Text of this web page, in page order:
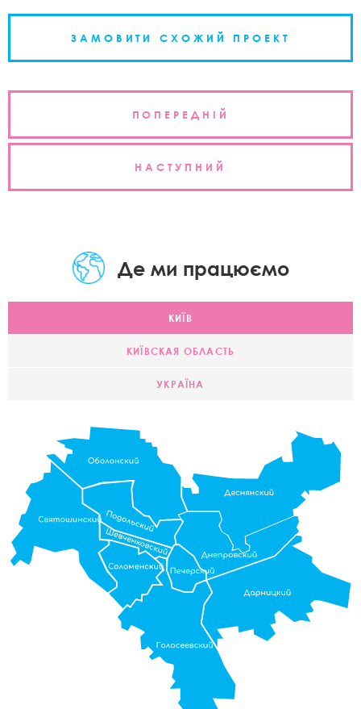
ЗАМОВИТИ СХОЖИЙ ПРОЕКТ
Навігація
ПОПЕРЕДНІЙ
НАСТУПНИЙ
Де ми працюємо
КИЇВ
КИЇВСКАЯ ОБЛАСТЬ
УКРАЇНА